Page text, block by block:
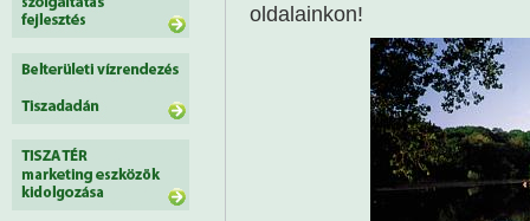
oldalainkon!